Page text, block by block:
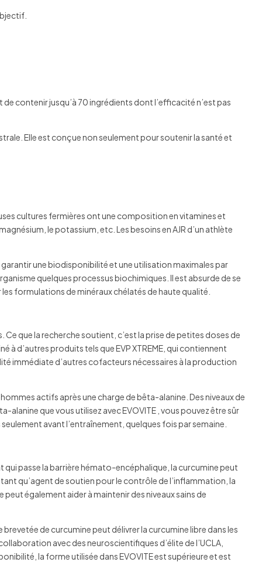
contenir jusqu’à 70 ingrédients dont l’efficacité n’est pas
Elle est conçue non seulement pour soutenir la santé et
cultures fermières ont une composition en vitamines et
le potassium, etc. Les besoins en AJR d’un athlète
garantir une biodisponibilité et une utilisation maximales par
quelques processus biochimiques. Il est absurde de se
formulations de minéraux chélatés de haute qualité.
que la recherche soutient, c’est la prise de petites doses de
d’autres produits tels que EVP XTREME, qui contiennent
immédiate d’autres cofacteurs nécessaires à la production
actifs après une charge de bêta-alanine. Des niveaux de
que vous utilisez avec EVOVITE , vous pouvez être sûr
avant l’entraînement, quelques fois par semaine.
qui passe la barrière hémato-encéphalique, la curcumine peut
qu’agent de soutien pour le contrôle de l’inflammation, la
également aider à maintenir des niveaux sains de
de curcumine peut délivrer la curcumine libre dans les
avec des neuroscientifiques d’élite de l’UCLA,
la forme utilisée dans EVOVITE est supérieure et est